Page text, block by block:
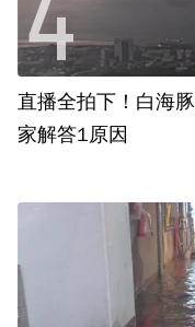
直播全拍下！白海
家解答1原因